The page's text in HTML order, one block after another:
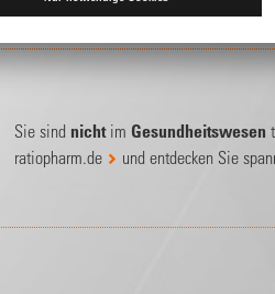
Ihrem DocCheck Account ein.
Sie sind nicht im Gesundheitswesen
ratiopharm.de
und entdecken Sie